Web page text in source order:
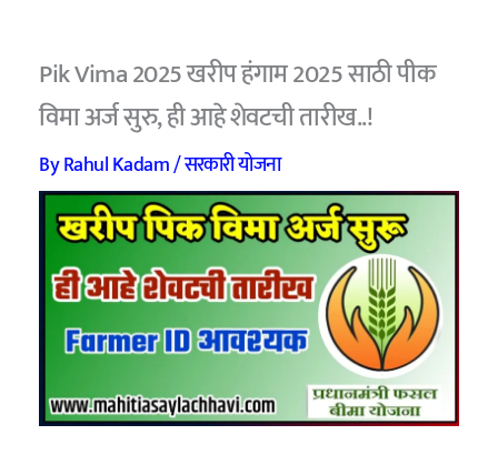
Pik Vima 2025 खरीप हंगाम 2025 साठी पीक
विमा अर्ज सुरु, ही आहे शेवटची तारीख..!
ByRahul Kadam/सरकारी योजना